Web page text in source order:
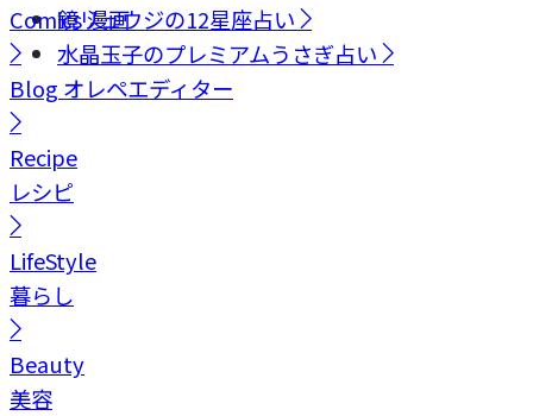
鏡リュウジの12星座占い
水晶玉子のプレミアムうさぎ占い
Comics漫画
Blog オレペエディター
Recipe
レシピ
LifeStyle
暮らし
Beauty
美容